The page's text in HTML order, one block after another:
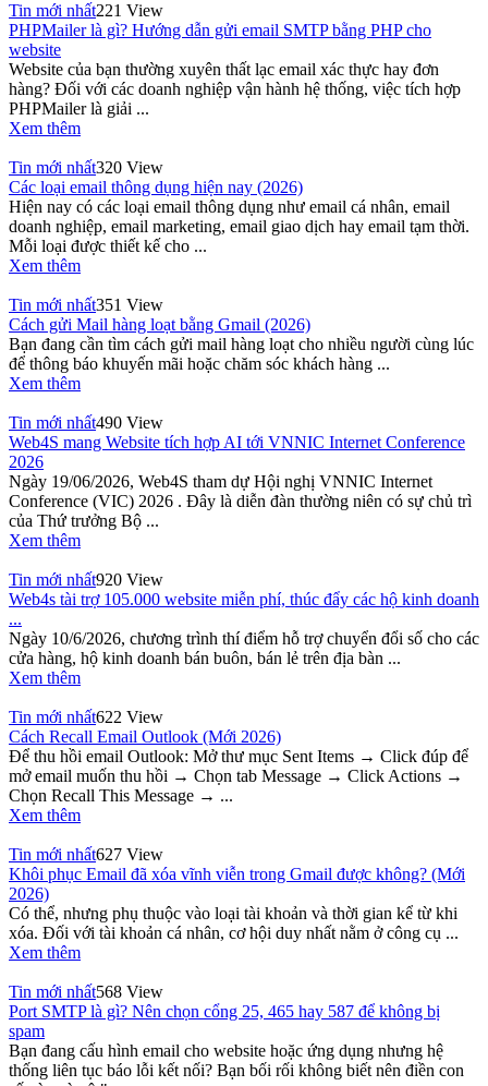
Tin mới nhất221 View
PHPMailer là gì? Hướng dẫn gửi email SMTP bằng PHP cho
website
Website của bạn thường xuyên thất lạc email xác thực hay đơn
hàng? Đối với các doanh nghiệp vận hành hệ thống, việc tích hợp
PHPMailer là giải ...
Xem thêm
Tin mới nhất320 View
Các loại email thông dụng hiện nay (2026)
Hiện nay có các loại email thông dụng như email cá nhân, email
doanh nghiệp, email marketing, email giao dịch hay email tạm thời.
Mỗi loại được thiết kế cho ...
Xem thêm
Tin mới nhất351 View
Cách gửi Mail hàng loạt bằng Gmail (2026)
Bạn đang cần tìm cách gửi mail hàng loạt cho nhiều người cùng lúc
để thông báo khuyến mãi hoặc chăm sóc khách hàng ...
Xem thêm
Tin mới nhất490 View
Web4S mang Website tích hợp AI tới VNNIC Internet Conference
2026
Ngày 19/06/2026, Web4S tham dự Hội nghị VNNIC Internet
Conference (VIC) 2026 . Đây là diễn đàn thường niên có sự chủ trì
của Thứ trưởng Bộ ...
Xem thêm
Tin mới nhất920 View
Web4s tài trợ 105.000 website miễn phí, thúc đẩy các hộ kinh doanh
...
Ngày 10/6/2026, chương trình thí điểm hỗ trợ chuyển đổi số cho các
cửa hàng, hộ kinh doanh bán buôn, bán lẻ trên địa bàn ...
Xem thêm
Tin mới nhất622 View
Cách Recall Email Outlook (Mới 2026)
Để thu hồi email Outlook: Mở thư mục Sent Items → Click đúp để
mở email muốn thu hồi → Chọn tab Message → Click Actions →
Chọn Recall This Message → ...
Xem thêm
Tin mới nhất627 View
Khôi phục Email đã xóa vĩnh viễn trong Gmail được không? (Mới
2026)
Có thể, nhưng phụ thuộc vào loại tài khoản và thời gian kể từ khi
xóa. Đối với tài khoản cá nhân, cơ hội duy nhất nằm ở công cụ ...
Xem thêm
Tin mới nhất568 View
Port SMTP là gì? Nên chọn cổng 25, 465 hay 587 để không bị
spam
Bạn đang cấu hình email cho website hoặc ứng dụng nhưng hệ
thống liên tục báo lỗi kết nối? Bạn bối rối không biết nên điền con